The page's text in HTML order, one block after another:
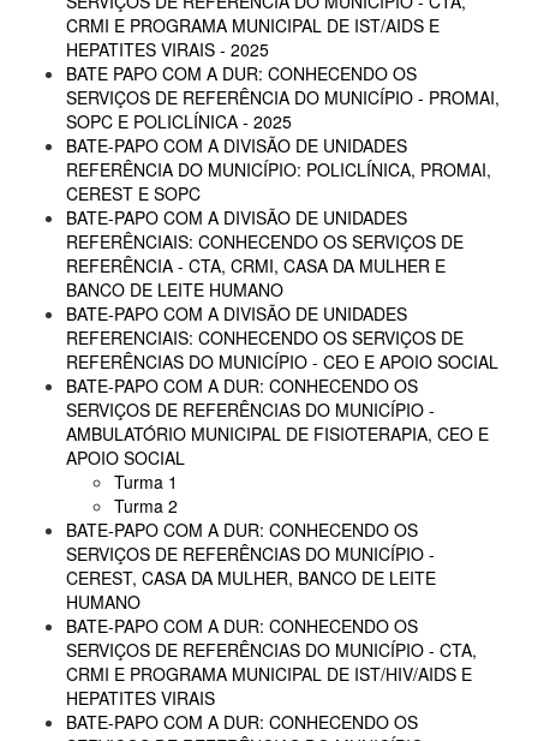
CRMI E PROGRAMA MUNICIPAL DE IST/AIDS E
HEPATITES VIRAIS - 2025
BATE PAPO COM A DUR: CONHECENDO OS
SERVIÇOS DE REFERÊNCIA DO MUNICÍPIO - PROMAI,
SOPC E POLICLÍNICA - 2025
BATE-PAPO COM A DIVISÃO DE UNIDADES
REFERÊNCIA DO MUNICÍPIO: POLICLÍNICA, PROMAI,
CEREST E SOPC
BATE-PAPO COM A DIVISÃO DE UNIDADES
REFERÊNCIAIS: CONHECENDO OS SERVIÇOS DE
REFERÊNCIA - CTA, CRMI, CASA DA MULHER E
BANCO DE LEITE HUMANO
BATE-PAPO COM A DIVISÃO DE UNIDADES
REFERENCIAIS: CONHECENDO OS SERVIÇOS DE
REFERÊNCIAS DO MUNICÍPIO - CEO E APOIO SOCIAL
BATE-PAPO COM A DUR: CONHECENDO OS
SERVIÇOS DE REFERÊNCIAS DO MUNICÍPIO -
AMBULATÓRIO MUNICIPAL DE FISIOTERAPIA, CEO E
APOIO SOCIAL
Turma 1
Turma 2
BATE-PAPO COM A DUR: CONHECENDO OS
SERVIÇOS DE REFERÊNCIAS DO MUNICÍPIO -
CEREST, CASA DA MULHER, BANCO DE LEITE
HUMANO
BATE-PAPO COM A DUR: CONHECENDO OS
SERVIÇOS DE REFERÊNCIAS DO MUNICÍPIO - CTA,
CRMI E PROGRAMA MUNICIPAL DE IST/HIV/AIDS E
HEPATITES VIRAIS
BATE-PAPO COM A DUR: CONHECENDO OS